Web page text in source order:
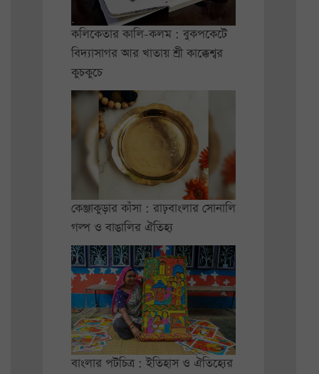
কলিকেতার কালি-কলম : বুকপকেটে
বিদ্যাসাগর আর খাতায় শ্রী কাক্কেশ্বর
কুচকুচে
কেঞ্জাকুড়ার কাঁসা : রাঢ়বাংলার সোনালি
গল্প ও বাঙালির ঐতিহ্য
বাংলার পটচিত্র : ইতিহাস ও ঐতিহ্যের